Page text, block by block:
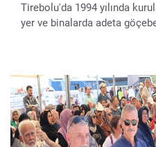
Tirebolu'da 1994 yılında
yer ve binalarda adeta